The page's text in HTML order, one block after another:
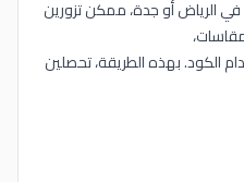
في الرياض أو جدة، ممكن تزورين
الكود. بهذه الطريقة، تحصلين